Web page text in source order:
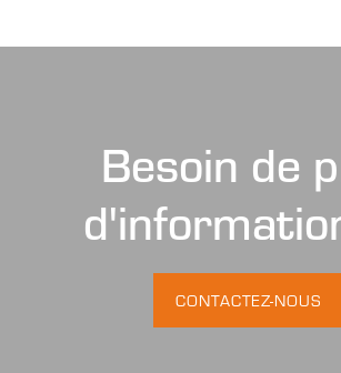
Besoin de
CONTACTEZ-NOUS